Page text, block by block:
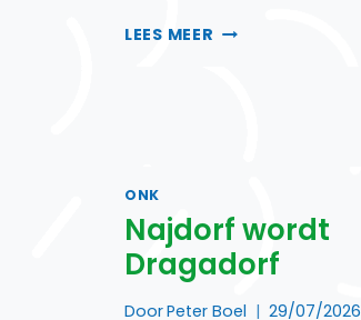
LEES MEER BRAM
ONK
Najdorf wordt
Dragadorf
DoorPeter Boel 29/07/2026